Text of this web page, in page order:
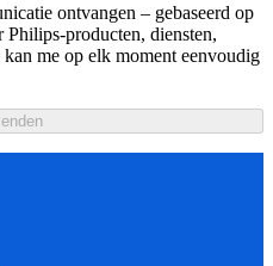
ontvangen – gebaseerd op
producten, diensten,
me op elk moment eenvoudig